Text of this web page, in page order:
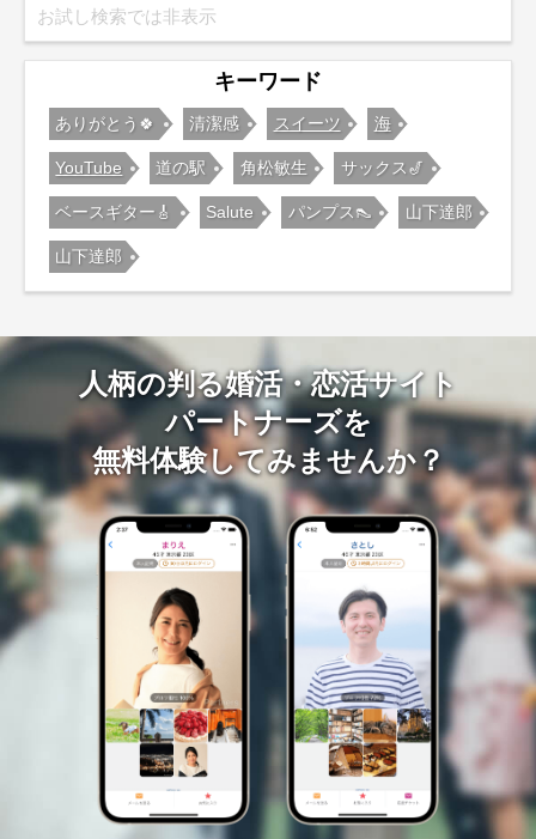
お試し検索では非表示
キーワード
ありがとう🍀 清潔感 スイーツ 海
YouTube 道の駅 角松敏生 サックス🎷
ベースギター🎸 Salute パンプス👠 山下達郎
山下達郎
人柄の判る婚活・恋活サイト
パートナーズを
無料体験してみませんか？